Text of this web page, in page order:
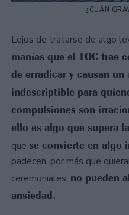
¿CUÁN
Lejos de tratarse de algo
manías que el TOC trae
de erradicar y causan un
indescriptible para
compulsiones son
ello es algo que supera
que se convierte en algo
padecen, por más que
ceremoniales, no pueden
ansiedad.